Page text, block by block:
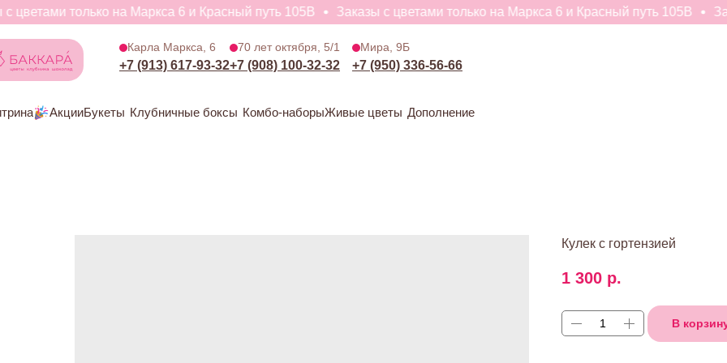
только на Маркса 6 и Красный путь 105В Заказы с цветами только на Маркса 6 и Красный путь 105В
АкцииБукеты Клубничные боксы Комбо-наборыЖивые цветы Дополнение
Карла Маркса, 6
+7 (913) 617-93-32
70 лет октября, 5/1
+7 (908) 100-32-32
Мира, 9Б
+7 (950) 336-56-66
Кулек с гортензией
1 300 р.
В